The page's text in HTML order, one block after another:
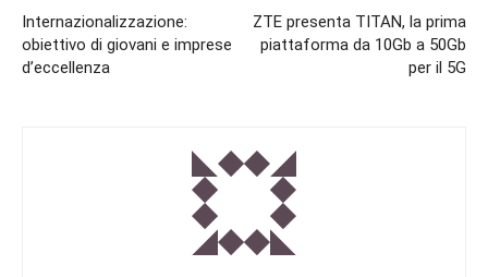
Internazionalizzazione:
obiettivo di giovani e imprese
d’eccellenza
ZTE presenta TITAN, la prima
piattaforma da 10Gb a 50Gb
per il 5G